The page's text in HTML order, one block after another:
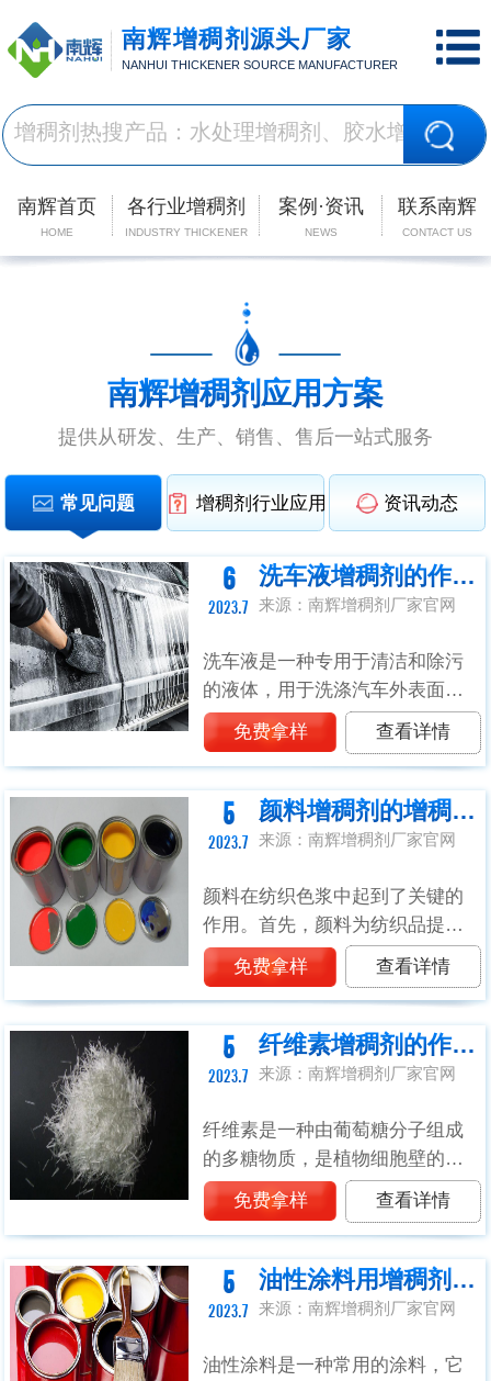
南辉增稠剂源头厂家
NANHUI THICKENER SOURCE MANUFACTURER
南辉首页
HOME
各行业增稠剂
INDUSTRY THICKENER
案例·资讯
NEWS
联系南辉
CONTACT US
南辉增稠剂应用方案
提供从研发、生产、销售、售后一站式服务
常见问题 增稠剂行业应用方案 资讯动态
6
2023.7
洗车液增稠剂的作用及使用方法
来源：南辉增稠剂厂家官网
洗车液是一种专用于清洁和除污
的液体，用于洗涤汽车外表面的
污垢和尘土。洗车液一般由多种
成分组成，包括表面活性剂、溶
剂、螯合剂、增稠剂等。其中，
洗车液增稠剂是为了增加洗车液
的黏稠度和粘...
免费拿样 查看详情
5
2023.7
颜料增稠剂的增稠原理
来源：南辉增稠剂厂家官网
颜料在纺织色浆中起到了关键的
作用。首先，颜料为纺织品提供
了丰富的色彩。通过添加适量的
颜料，可以使纺织品呈现出各种
鲜艳、柔和和丰富的颜色，满足
人们对于不同颜色的需求。而纺
织色浆中使用...
免费拿样 查看详情
5
2023.7
纤维素增稠剂的作用及使用方法
来源：南辉增稠剂厂家官网
纤维素是一种由葡萄糖分子组成
的多糖物质，是植物细胞壁的主
要成分之一。它是一种天然的有
机化合物，具有很高的生物可降
解性和可再生性。纤维素的成分
是由许多葡萄糖分子通过β-1,4-糖
苷键...
免费拿样 查看详情
5
2023.7
油性涂料用增稠剂在油性涂料中起到的作用
来源：南辉增稠剂厂家官网
油性涂料是一种常用的涂料，它